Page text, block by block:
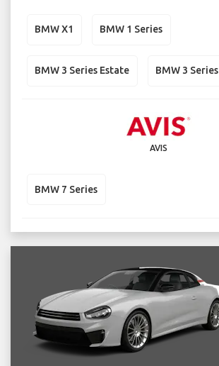
BMW X1 BMW 1 Series
BMW 3 Series Estate BMW 3 Series
AVIS
BMW 7 Series